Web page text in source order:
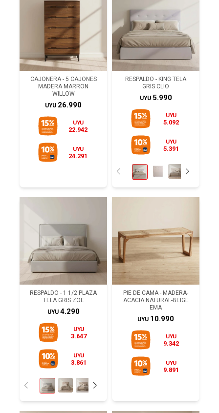
CAJONERA - 5 CAJONES
MADERA MARRON
WILLOW
UYU 26.990
UYU
22.942
UYU
24.291
RESPALDO - KING TELA
GRIS CLIO
UYU 5.990
UYU
5.092
UYU
5.391
RESPALDO - 1 1/2 PLAZA
TELA GRIS ZOE
UYU 4.290
UYU
3.647
UYU
3.861
PIE DE CAMA - MADERA-
ACACIA NATURAL-BEIGE
EMA
UYU 10.990
UYU
9.342
UYU
9.891